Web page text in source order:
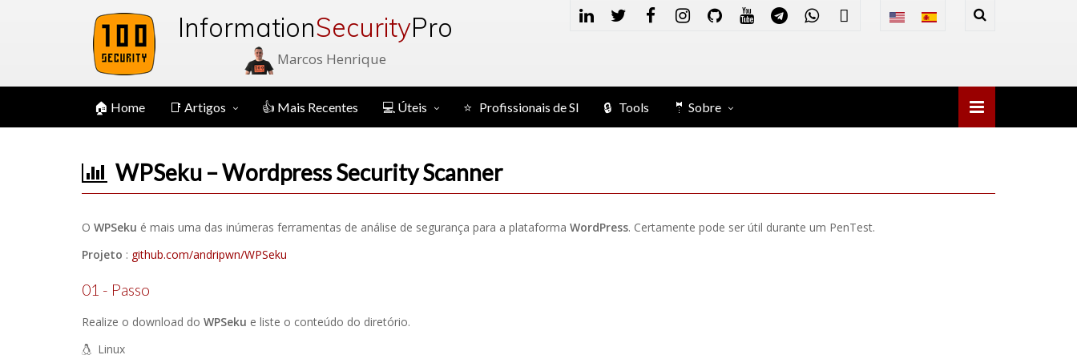
InformationSecurityPro
Marcos Henrique
🏠 Home 📑 Artigos 👍 Mais Recentes 💻 Úteis ⭐ Profissionais de SI 🔒 Tools 🤵 Sobre
WPSeku – Wordpress Security Scanner
O WPSeku é mais uma das inúmeras ferramentas de análise de segurança para a plataforma WordPress. Certamente pode ser útil durante um PenTest.
Projeto : github.com/andripwn/WPSeku
01 - Passo
Realize o download do WPSeku e liste o conteúdo do diretório.
Linux